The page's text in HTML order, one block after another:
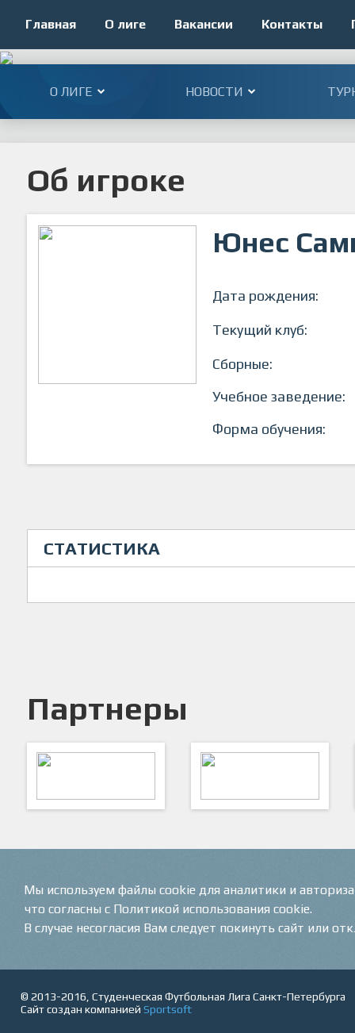
Главная О лиге Вакансии Контакты
О ЛИГЕ НОВОСТИ
Об игроке
Юнес
Дата рождения:
Текущий клуб:
Сборные:
Учебное заведение:
Форма обучения:
СТАТИСТИКА
Партнеры
© 2013-2016, Студенческая Футбольная Лига Санкт-Петербурга
Сайт создан компанией Sportsoft
Мы используем файлы cookie для аналитики и
что согласны с Политикой использования cookie.
В случае несогласия Вам следует покинуть сайт или